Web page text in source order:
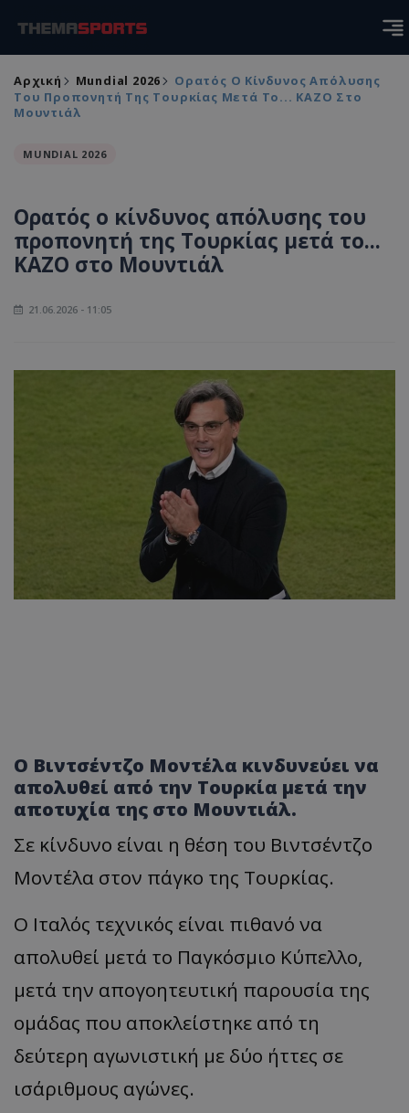
Αρχική Mundial 2026
Ορατός Ο Κίνδυνος Απόλυσης
Του Προπονητή Της Τουρκίας Μετά Το... ΚΑΖΟ Στο
Μουντιάλ
MUNDIAL 2026
Ορατός ο κίνδυνος απόλυσης του
προπονητή της Τουρκίας μετά το...
ΚΑΖΟ στο Μουντιάλ
21.06.2026 - 11:05
Ο Βιντσέντζο Μοντέλα κινδυνεύει να
απολυθεί από την Τουρκία μετά την
αποτυχία της στο Μουντιάλ.
Σε κίνδυνο είναι η θέση του Βιντσέντζο
Μοντέλα στον πάγκο της Τουρκίας.
Ο Ιταλός τεχνικός είναι πιθανό να
απολυθεί μετά το Παγκόσμιο Κύπελλο,
μετά την απογοητευτική παρουσία της
ομάδας που αποκλείστηκε από τη
δεύτερη αγωνιστική με δύο ήττες σε
ισάριθμους αγώνες.